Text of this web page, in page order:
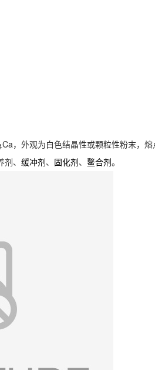
Ca，外观为白色结晶性或颗粒性粉末，
、 缓冲剂 、 固化剂 、 鳌合剂 。